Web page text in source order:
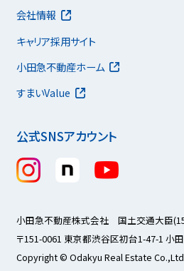
公式SNSアカウント
会社情報
キャリア採用サイト
小田急不動産ホーム
すまいValue
小田急不動産株式会社 国土交通大臣
〒151-0061 東京都渋谷区初台1-47-1 小
Copyright © Odakyu Real Estate